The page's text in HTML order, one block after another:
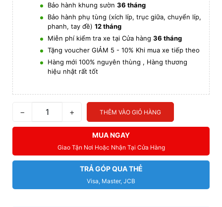
Bảo hành khung sườn 36 tháng
Bảo hành phụ tùng (xích líp, trục giữa, chuyển líp,
phanh, tay đề) 12 tháng
Miễn phí kiểm tra xe tại Cửa hàng 36 tháng
Tặng voucher GIẢM 5 - 10% Khi mua xe tiếp theo
Hàng mới 100% nguyên thùng , Hàng thương
hiệu nhật rất tốt
− + THÊM VÀO GIỎ HÀNG
MUA NGAY
Giao Tận Nơi Hoặc Nhận Tại Cửa Hàng
TRẢ GÓP QUA THẺ
Visa, Master, JCB